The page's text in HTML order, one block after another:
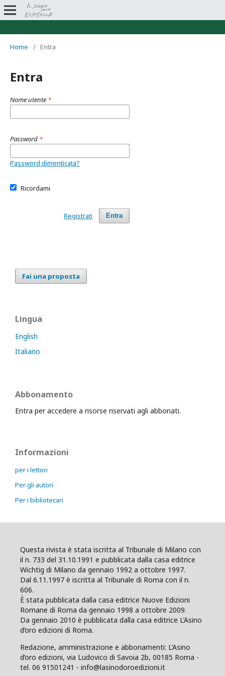
Home / Entra
Entra
Nome utente *
Password *
Password dimenticata?
Ricordami
Entra
Registrati
Fai una proposta
Lingua
English
Italiano
Abbonamento
Entra per accedere a risorse riservati agli abbonati.
Informazioni
per i lettori
Per gli autori
Per i bibliotecari
Questa rivista è stata iscritta al Tribunale di Milano con
il n. 733 del 31.10.1991 e pubblicata dalla casa editrice
Wichtig di Milano da gennaio 1992 a ottobre 1997.
Dal 6.11.1997 è iscritta al Tribunale di Roma con il n.
606.
È stata pubblicata dalla casa editrice Nuove Edizioni
Romane di Roma da gennaio 1998 a ottobre 2009.
Da gennaio 2010 è pubblicata dalla casa editrice L’Asino
d’oro edizioni di Roma.
Redazione, amministrazione e abbonamenti: L’Asino
d’oro edizioni, via Ludovico di Savoia 2b, 00185 Roma -
tel. 06 91501241 - info@lasinodoroedizioni.it